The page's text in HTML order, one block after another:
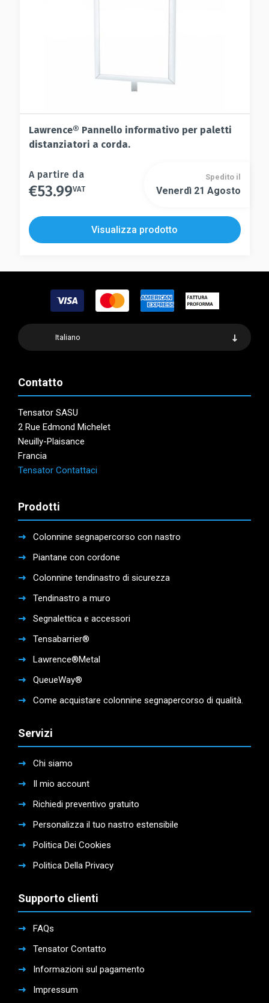
Lawrence® Pannello informativo per paletti
distanziatori a corda.
Questo
prodotto
più
varianti.
Le
possono
essere
A partire da
€53.99VAT
Questo
più
possono
nella
pagina
prodotto
Spedito il
Venerdì 21 Agosto
Visualizza prodotto
Italiano
Contatto
Tensator SASU
2 Rue Edmond Michelet
Neuilly-Plaisance
Francia
Tensator Contattaci
Prodotti
Colonnine segnapercorso con nastro
Piantane con cordone
Colonnine tendinastro di sicurezza
Tendinastro a muro
Segnalettica e accessori
Tensabarrier®
Lawrence®Metal
QueueWay®
Come acquistare colonnine segnapercorso di qualità.
Servizi
Chi siamo
Il mio account
Richiedi preventivo gratuito
Personalizza il tuo nastro estensibile
Politica Dei Cookies
Politica Della Privacy
Supporto clienti
FAQs
Tensator Contatto
Informazioni sul pagamento
Impressum